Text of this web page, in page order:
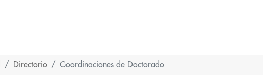
Directorio Coordinaciones de Doctorado